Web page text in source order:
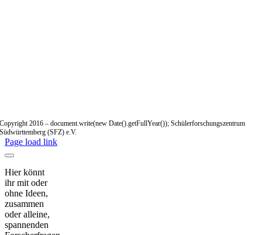
Copyright 2016 – document.write(new Date().getFullYear()); Schülerforschungszentrum
Südwürttemberg (SFZ) e.V.
Page load link
Hier könnt
ihr mit oder
ohne Ideen,
zusammen
oder alleine,
spannenden